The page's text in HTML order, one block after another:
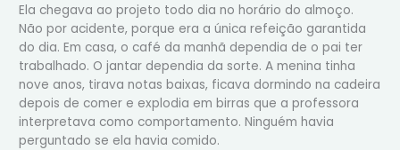
Ela chegava ao projeto todo dia no horário do almoço.
Não por acidente, porque era a única refeição garantida
do dia. Em casa, o café da manhã dependia de o pai ter
trabalhado. O jantar dependia da sorte. A menina tinha
nove anos, tirava notas baixas, ficava dormindo na cadeira
depois de comer e explodia em birras que a professora
interpretava como comportamento. Ninguém havia
perguntado se ela havia comido.